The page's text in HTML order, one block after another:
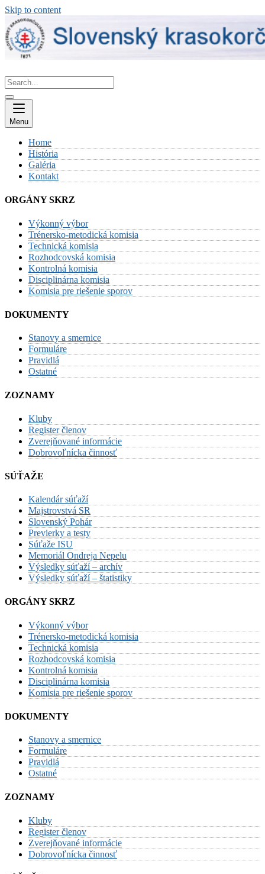
Skip to content
Menu
Home
História
Galéria
Kontakt
ORGÁNY SKRZ
Výkonný výbor
Trénersko-metodická komisia
Technická komisia
Rozhodcovská komisia
Kontrolná komisia
Disciplinárna komisia
Komisia pre riešenie sporov
DOKUMENTY
Stanovy a smernice
Formuláre
Pravidlá
Ostatné
ZOZNAMY
Kluby
Register členov
Zverejňované informácie
Dobrovoľnícka činnosť
SÚŤAŽE
Kalendár súťaží
Majstrovstvá SR
Slovenský Pohár
Previerky a testy
Súťaže ISU
Memoriál Ondreja Nepelu
Výsledky súťaží – archív
Výsledky súťaží – štatistiky
ORGÁNY SKRZ
Výkonný výbor
Trénersko-metodická komisia
Technická komisia
Rozhodcovská komisia
Kontrolná komisia
Disciplinárna komisia
Komisia pre riešenie sporov
DOKUMENTY
Stanovy a smernice
Formuláre
Pravidlá
Ostatné
ZOZNAMY
Kluby
Register členov
Zverejňované informácie
Dobrovoľnícka činnosť